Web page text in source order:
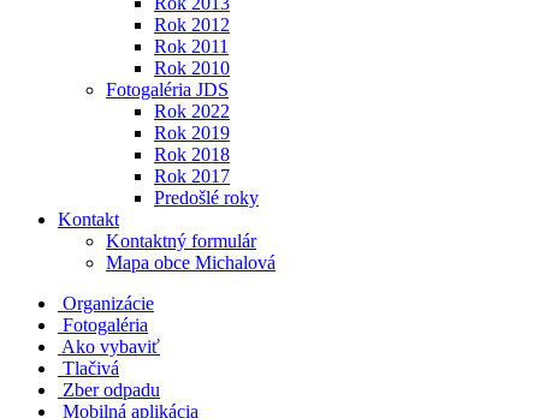
Rok 2012
Rok 2011
Rok 2010
Fotogaléria JDS
Rok 2022
Rok 2019
Rok 2018
Rok 2017
Predošlé roky
Kontakt
Kontaktný formulár
Mapa obce Michalová
Organizácie
Fotogaléria
Ako vybaviť
Tlačivá
Zber odpadu
Mobilná aplikácia